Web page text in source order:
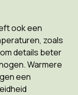
ook een
zoals
details beter
Warmere
een